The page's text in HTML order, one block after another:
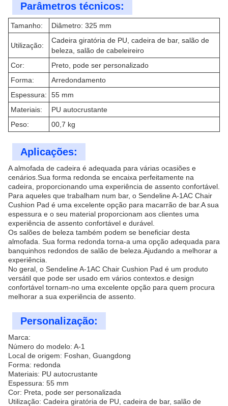
Parâmetros técnicos:
Tamanho: Diâmetro: 325 mm
Utilização:
Cadeira giratória de PU, cadeira de bar, salão de
beleza, salão de cabeleireiro
Cor:
Preto, pode ser personalizado
Forma:
Arredondamento
Espessura:
55 mm
Materiais:
PU autocrustante
Peso:
00,7 kg
Aplicações:
A almofada de cadeira é adequada para várias ocasiões e
cenários.Sua forma redonda se encaixa perfeitamente na
cadeira, proporcionando uma experiência de assento confortável.
Para aqueles que trabalham num bar, o Sendeline A-1AC Chair
Cushion Pad é uma excelente opção para macarrão de bar.A sua
espessura e o seu material proporcionam aos clientes uma
experiência de assento confortável e durável.
Os salões de beleza também podem se beneficiar desta
almofada. Sua forma redonda torna-a uma opção adequada para
banquinhos redondos de salão de beleza.Ajudando a melhorar a
experiência.
No geral, o Sendeline A-1AC Chair Cushion Pad é um produto
versátil que pode ser usado em vários contextos.e design
confortável tornam-no uma excelente opção para quem procura
melhorar a sua experiência de assento.
Personalização:
Marca:
Número do modelo: A-1
Local de origem: Foshan, Guangdong
Forma: redonda
Materiais: PU autocrustante
Espessura: 55 mm
Cor: Preta, pode ser personalizada
Utilização: Cadeira giratória de PU, cadeira de bar, salão de